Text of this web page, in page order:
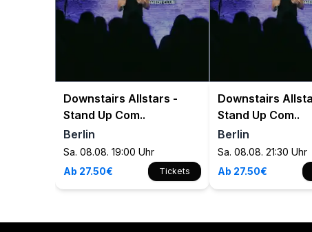
Downstairs Allstars -
Stand Up Com..
Berlin
Sa. 08.08. 19:00 Uhr
Ab 27.50€
Tickets
Downstairs
Stand Up Com..
Berlin
Sa. 08.08. 21:30 Uhr
Ab 27.50€